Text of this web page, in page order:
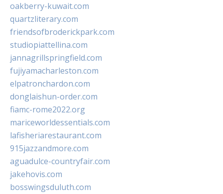
oakberry-kuwait.com
quartzliterary.com
friendsofbroderickpark.com
studiopiattellina.com
jannagrillspringfield.com
fujiyamacharleston.com
elpatronchardon.com
donglaishun-order.com
fiamc-rome2022.org
mariceworldessentials.com
lafisheriarestaurant.com
915jazzandmore.com
aguadulce-countryfair.com
jakehovis.com
bosswingsduluth.com